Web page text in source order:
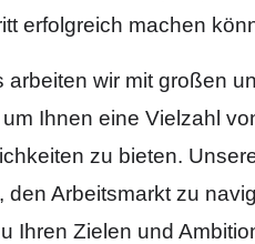
erfolgreich machen
arbeiten wir mit großen
Ihnen eine Vielzahl
zu bieten.
den Arbeitsmarkt zu
Ihren Zielen und